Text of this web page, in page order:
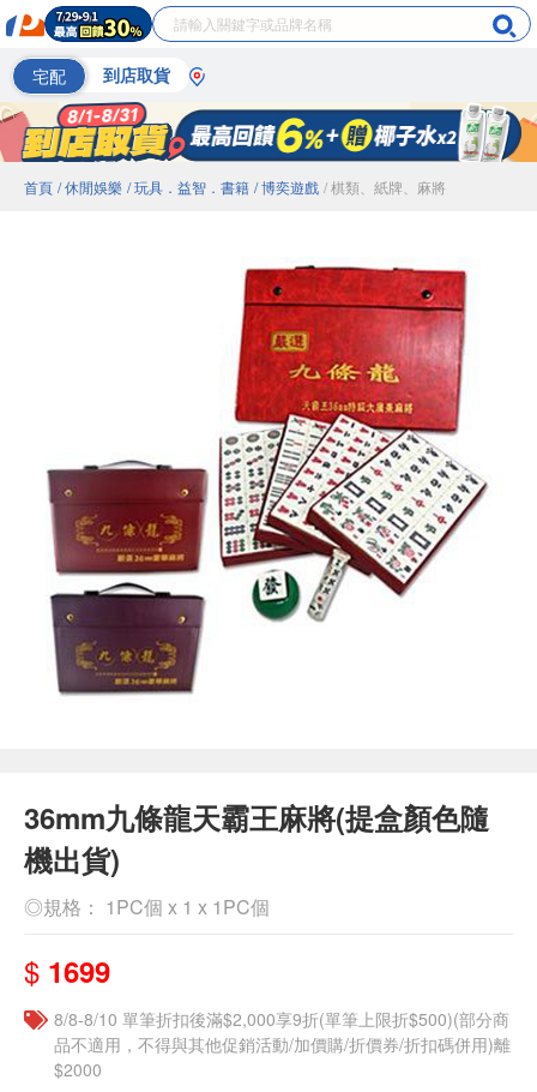
宅配 到店取貨
首頁 / 休閒娛樂 / 玩具．益智．書籍 / 博奕遊戲 / 棋類、紙牌、麻將
36mm九條龍天霸王麻將(提盒顏色隨
機出貨)
◎規格： 1PC個 x 1 x 1PC個
$ 1699
8/8-8/10 單筆折扣後滿$2,000享9折(單筆上限折$500)(部分商
品不適用，不得與其他促銷活動/加價購/折價券/折扣碼併用)離
$2000